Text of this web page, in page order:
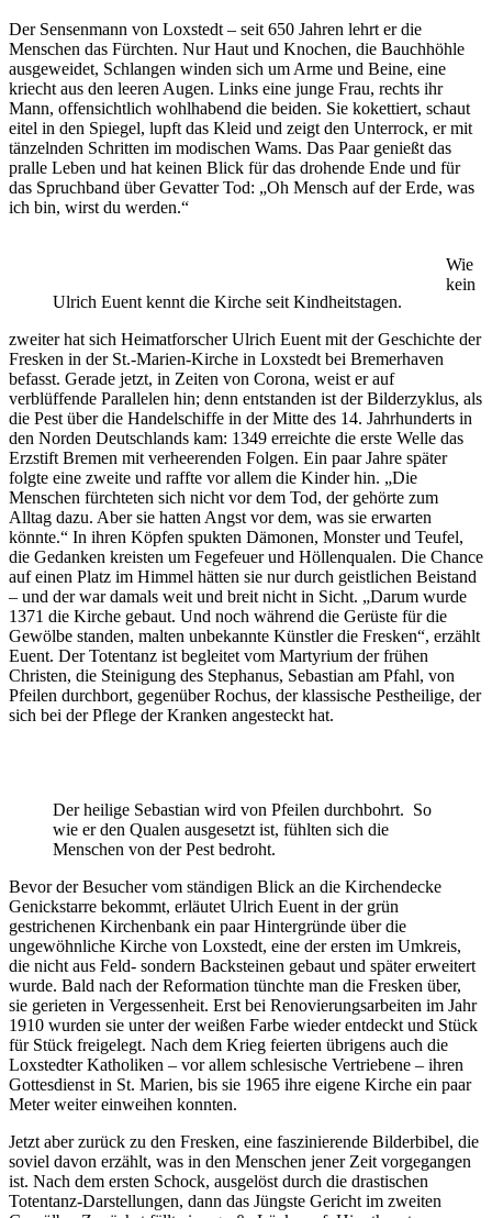
Der Sensenmann von Loxstedt – seit 650 Jahren lehrt er die
Menschen das Fürchten. Nur Haut und Knochen, die Bauchhöhle
ausgeweidet, Schlangen winden sich um Arme und Beine, eine
kriecht aus den leeren Augen. Links eine junge Frau, rechts ihr
Mann, offensichtlich wohlhabend die beiden. Sie kokettiert, schaut
eitel in den Spiegel, lupft das Kleid und zeigt den Unterrock, er mit
tänzelnden Schritten im modischen Wams. Das Paar genießt das
pralle Leben und hat keinen Blick für das drohende Ende und für
das Spruchband über Gevatter Tod: „Oh Mensch auf der Erde, was
ich bin, wirst du werden.“
Ulrich Euent kennt die Kirche seit Kindheitstagen.
Wie
kein
zweiter hat sich Heimatforscher Ulrich Euent mit der Geschichte der
Fresken in der St.-Marien-Kirche in Loxstedt bei Bremerhaven
befasst. Gerade jetzt, in Zeiten von Corona, weist er auf
verblüffende Parallelen hin; denn entstanden ist der Bilderzyklus, als
die Pest über die Handelschiffe in der Mitte des 14. Jahrhunderts in
den Norden Deutschlands kam: 1349 erreichte die erste Welle das
Erzstift Bremen mit verheerenden Folgen. Ein paar Jahre später
folgte eine zweite und raffte vor allem die Kinder hin. „Die
Menschen fürchteten sich nicht vor dem Tod, der gehörte zum
Alltag dazu. Aber sie hatten Angst vor dem, was sie erwarten
könnte.“ In ihren Köpfen spukten Dämonen, Monster und Teufel,
die Gedanken kreisten um Fegefeuer und Höllenqualen. Die Chance
auf einen Platz im Himmel hätten sie nur durch geistlichen Beistand
– und der war damals weit und breit nicht in Sicht. „Darum wurde
1371 die Kirche gebaut. Und noch während die Gerüste für die
Gewölbe standen, malten unbekannte Künstler die Fresken“, erzählt
Euent. Der Totentanz ist begleitet vom Martyrium der frühen
Christen, die Steinigung des Stephanus, Sebastian am Pfahl, von
Pfeilen durchbort, gegenüber Rochus, der klassische Pestheilige, der
sich bei der Pflege der Kranken angesteckt hat.
Der heilige Sebastian wird von Pfeilen durchbohrt. So
wie er den Qualen ausgesetzt ist, fühlten sich die
Menschen von der Pest bedroht.
Bevor der Besucher vom ständigen Blick an die Kirchendecke
Genickstarre bekommt, erläutet Ulrich Euent in der grün
gestrichenen Kirchenbank ein paar Hintergründe über die
ungewöhnliche Kirche von Loxstedt, eine der ersten im Umkreis,
die nicht aus Feld- sondern Backsteinen gebaut und später erweitert
wurde. Bald nach der Reformation tünchte man die Fresken über,
sie gerieten in Vergessenheit. Erst bei Renovierungsarbeiten im Jahr
1910 wurden sie unter der weißen Farbe wieder entdeckt und Stück
für Stück freigelegt. Nach dem Krieg feierten übrigens auch die
Loxstedter Katholiken – vor allem schlesische Vertriebene – ihren
Gottesdienst in St. Marien, bis sie 1965 ihre eigene Kirche ein paar
Meter weiter einweihen konnten.
Jetzt aber zurück zu den Fresken, eine faszinierende Bilderbibel, die
soviel davon erzählt, was in den Menschen jener Zeit vorgegangen
ist. Nach dem ers­ten Schock, ausgelöst durch die drastischen
Totentanz-Darstellungen, dann das Jüngste Gericht im zweiten